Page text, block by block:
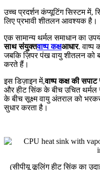
उच्च प्रदर्शन कंप्यूटिंग सिस्टम में,
लिए प्रभावी शीतलन आवश्यक है।
एक सामान्य थर्मल समाधान का
साथ संयुक्तवाष्प कक्षआधार. वाष्प
जबकि ज़िपर पंख वायु शीतलन को
करते हैं।
इस डिज़ाइन में,वाष्प कक्ष की
और हीट सिंक के बीच उचित थर्मल
के बीच सूक्ष्म वायु अंतराल को
सुधार करता है।
(सीपीयू कूलिंग हीट सिंक का